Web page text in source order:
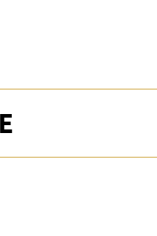
HOMMAGES